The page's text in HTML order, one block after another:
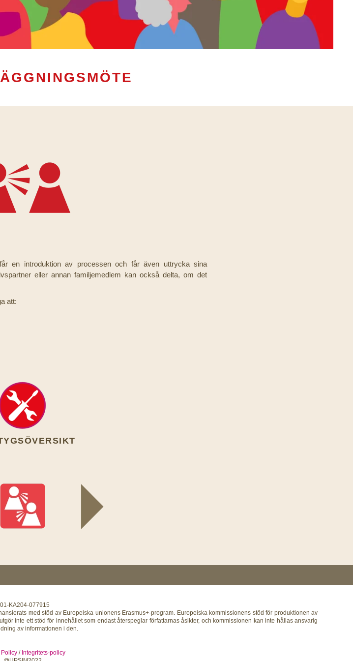
en introduktion av processen och får även uttrycka sina
eller annan familjemedlem kan också delta, om det
att:
KA204-077915
med stöd av Europeiska unionens Erasmus+-program. Europeiska kommissionens stöd för produktionen av
inte ett stöd för innehållet som endast återspeglar författarnas åsikter, och kommissionen kan inte hållas ansvarig
av informationen i den.
/ Integritets-policy